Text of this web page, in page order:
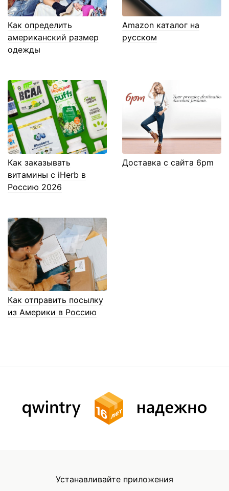
Как определить
американский размер
одежды
Amazon каталог на
русском
Как заказывать
витамины с iHerb в
Россию 2026
Доставка с сайта 6pm
Как отправить посылку
из Америки в Россию
Устанавливайте приложения